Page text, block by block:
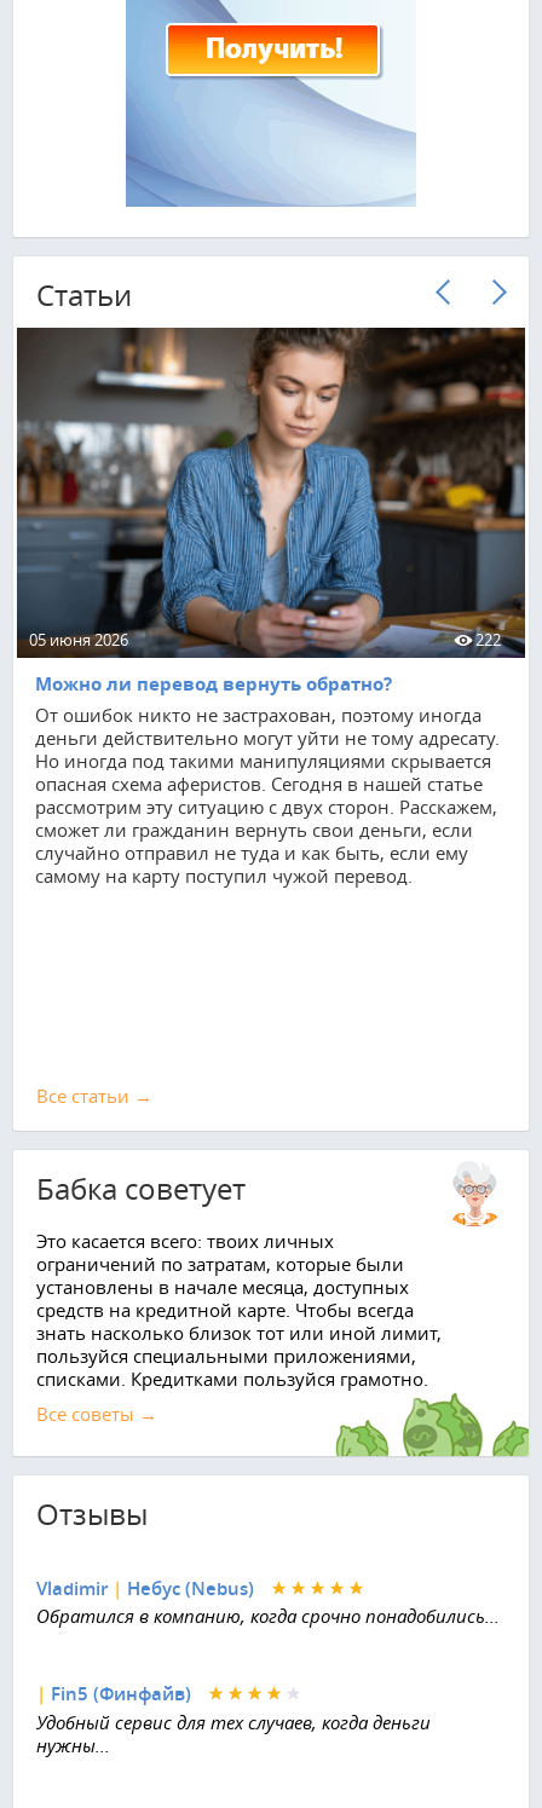
Cтатьи
05 июня 2026 222
Можно ли перевод вернуть обратно?
От ошибок никто не застрахован, поэтому иногда
деньги действительно могут уйти не тому адресату.
Но иногда под такими манипуляциями скрывается
опасная схема аферистов. Сегодня в нашей статье
рассмотрим эту ситуацию с двух сторон. Расскажем,
сможет ли гражданин вернуть свои деньги, если
случайно отправил не туда и как быть, если ему
самому на карту поступил чужой перевод.
Все cтатьи →
Бабка советует
Это касается всего: твоих личных
ограничений по затратам, которые были
установлены в начале месяца, доступных
средств на кредитной карте. Чтобы всегда
знать насколько близок тот или иной лимит,
пользуйся специальными приложениями,
списками. Кредитками пользуйся грамотно.
Все советы →
Отзывы
Vladimir | Небус (Nebus)
Обратился в компанию, когда срочно понадобились...
| Fin5 (Финфайв)
Удобный сервис для тех случаев, когда деньги
нужны...